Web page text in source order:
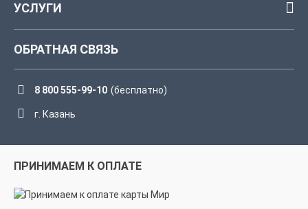
УСЛУГИ
ОБРАТНАЯ СВЯЗЬ
8 800 555-99-10 (бесплатно)
г. Казань
ПРИНИМАЕМ К ОПЛАТЕ